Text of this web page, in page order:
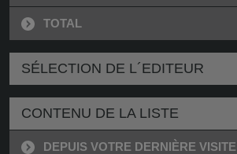
TOTAL
SÉLECTION DE L´EDITEUR
CONTENU DE LA LISTE
DEPUIS VOTRE DERNIÈRE VISITE